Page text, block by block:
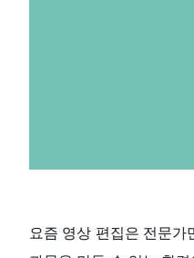
요즘 영상 편집은 전문